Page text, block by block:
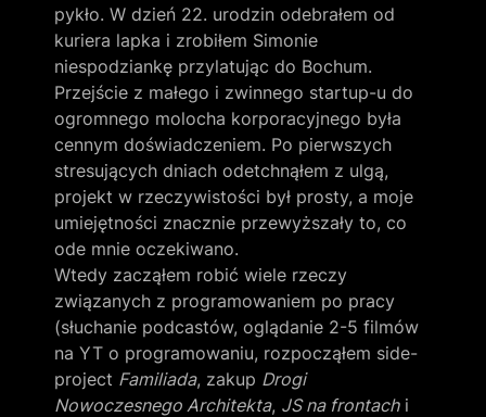
pykło. W dzień 22. urodzin odebrałem od
kuriera lapka i zrobiłem Simonie
niespodziankę przylatując do Bochum.
Przejście z małego i zwinnego startup-u do
ogromnego molocha korporacyjnego była
cennym doświadczeniem. Po pierwszych
stresujących dniach odetchnąłem z ulgą,
projekt w rzeczywistości był prosty, a moje
umiejętności znacznie przewyższały to, co
ode mnie oczekiwano.
Wtedy zacząłem robić wiele rzeczy
związanych z programowaniem po pracy
(słuchanie podcastów, oglądanie 2-5 filmów
na YT o programowaniu, rozpocząłem side-
project Familiada, zakup Drogi
Nowoczesnego Architekta, JS na frontach i